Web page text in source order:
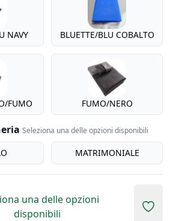
NAVY BLUETTE/BLU COBALTO
FUMO FUMO/NERO
Seleziona una delle opzioni disponibili
MATRIMONIALE
una delle opzioni
disponibili
Add to